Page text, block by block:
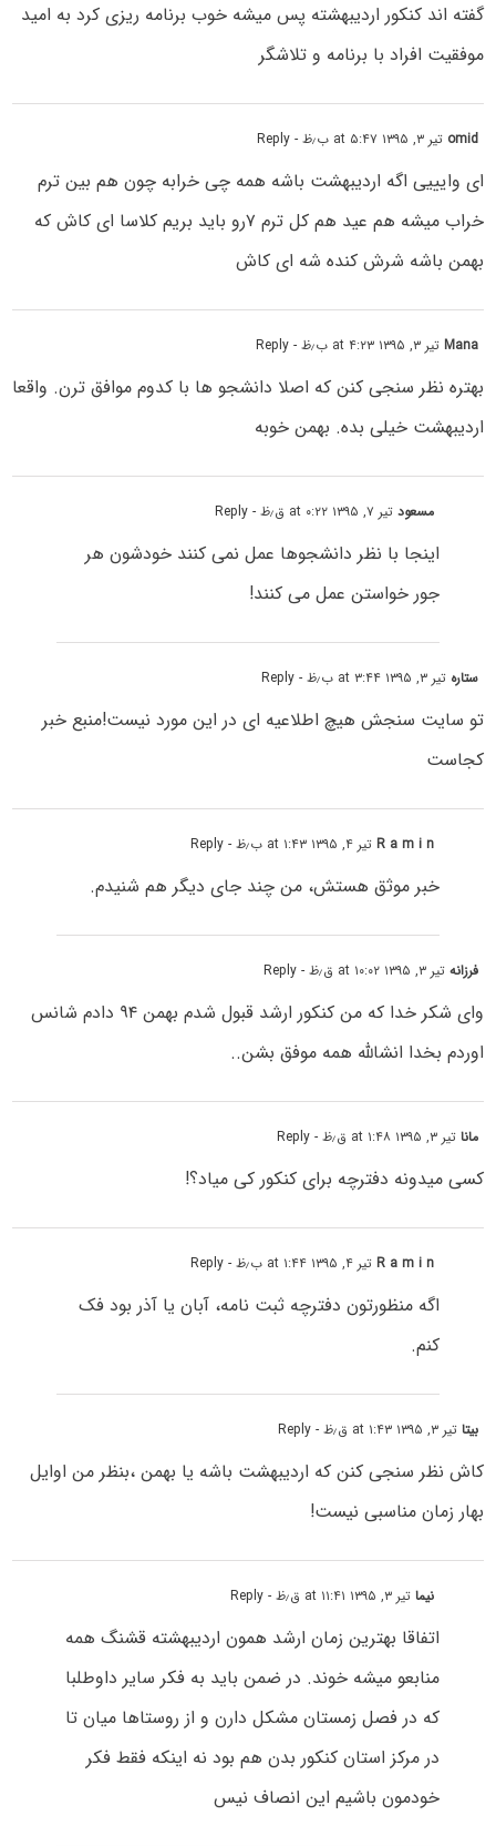
گفته اند کنکور اردیبهشته پس میشه خوب برنامه ریزی کرد به امید
موفقیت افراد با برنامه و تلاشگر
omid تیر ۳, ۱۳۹۵ at ۵:۴۷ ب٫ظ - Reply
ای وایییی اگه اردیبهشت باشه همه چی خرابه چون هم بین ترم
خراب میشه هم عید هم کل ترم ۷رو باید بریم کلاسا ای کاش که
بهمن باشه شرش کنده شه ای کاش
Manaتیر ۳, ۱۳۹۵ at ۴:۲۳ ب٫ظ - Reply
بهتره نظر سنجی کنن که اصلا دانشجو ها با کدوم موافق ترن. واقعا
اردیبهشت خیلی بده. بهمن خوبه
مسعودتیر ۷, ۱۳۹۵ at ۰:۲۲ ق٫ظ - Reply
اینجا با نظر دانشجوها عمل نمی کنند خودشون هر
جور خواستن عمل می کنند!
ستاره تیر ۳, ۱۳۹۵ at ۳:۴۴ ب٫ظ - Reply
تو سایت سنجش هیچ اطلاعیه ای در این مورد نیست!منبع خبر
کجاست
R a m i nتیر ۴, ۱۳۹۵ at ۱:۴۳ ب٫ظ - Reply
خبر موثق هستش، من چند جای دیگر هم شنیدم.
فرزانهتیر ۳, ۱۳۹۵ at ۱۰:۰۲ ق٫ظ - Reply
وای شکر خدا که من کنکور ارشد قبول شدم بهمن ۹۴ دادم شانس
اوردم بخدا انشالله همه موفق بشن..
ماناتیر ۳, ۱۳۹۵ at ۱:۴۸ ق٫ظ - Reply
کسی میدونه دفترچه برای کنکور کی میاد؟!
R a m i nتیر ۴, ۱۳۹۵ at ۱:۴۴ ب٫ظ - Reply
اگه منظورتون دفترچه ثبت نامه، آبان یا آذر بود فک
کنم.
بیتاتیر ۳, ۱۳۹۵ at ۱:۴۳ ق٫ظ - Reply
کاش نظر سنجی کنن که اردیبهشت باشه یا بهمن ،بنظر من اوایل
بهار زمان مناسبی نیست!
نیماتیر ۳, ۱۳۹۵ at ۱۱:۴۱ ق٫ظ - Reply
اتفاقا بهترین زمان ارشد همون اردیبهشته قشنگ همه
منابعو میشه خوند. در ضمن باید به فکر سایر داوطلبا
که در فصل زمستان مشکل دارن و از روستاها میان تا
در مرکز استان کنکور بدن هم بود نه اینکه فقط فکر
خودمون باشیم این انصاف نیس